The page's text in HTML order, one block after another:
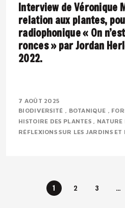
Interview de Véronique
relation aux plantes,
radiophonique « On
ronces » par Jordan
2022.
ingénieure en agronomie
flore méditerranéenne, elle
7 AOÛT 2025
BIODIVERSITÉ
BOTANIQUE
HISTOIRE DES PLANTES
NATURE
RÉFLEXIONS SUR LES JARDINS ET
1 2 3 …